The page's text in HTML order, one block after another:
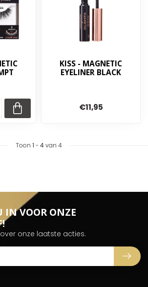
KISS - MAGNETIC
EYELINER BLACK
€11,95
Toon 1 - 4van 4
IN VOOR ONZE
onze laatste acties.